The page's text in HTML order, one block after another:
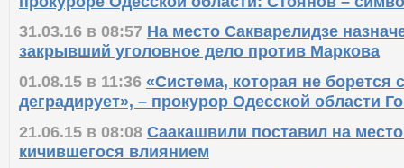
прокуроре Одесской области: Стоянов –
31.03.16 в 08:57 На место Сакварелидзе
закрывший уголовное дело против Маркова
01.08.15 в 11:36 «Система, которая не борется
деградирует», – прокурор Одесской области
21.06.15 в 08:08 Саакашвили поставил на
кичившегося влиянием